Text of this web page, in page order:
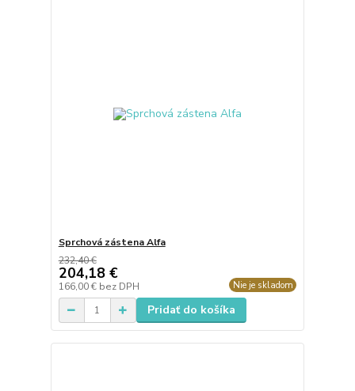
Sprchová zástena Alfa
232,40 €
204,18 €
166,00 € bez DPH Nie je skladom
Pridať do košíka